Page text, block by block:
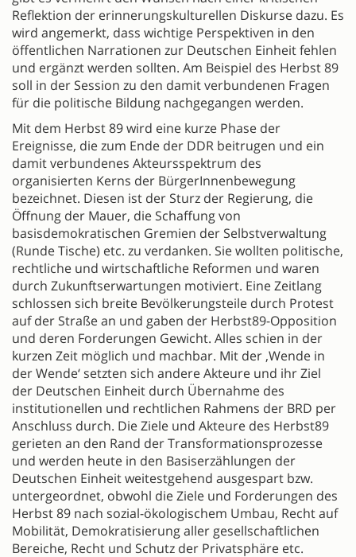
Reflektion der erinnerungskulturellen Diskurse dazu. Es
wird angemerkt, dass wichtige Perspektiven in den
öffentlichen Narrationen zur Deutschen Einheit fehlen
und ergänzt werden sollten. Am Beispiel des Herbst 89
soll in der Session zu den damit verbundenen Fragen
für die politische Bildung nachgegangen werden.
Mit dem Herbst 89 wird eine kurze Phase der
Ereignisse, die zum Ende der DDR beitrugen und ein
damit verbundenes Akteursspektrum des
organisierten Kerns der BürgerInnenbewegung
bezeichnet. Diesen ist der Sturz der Regierung, die
Öffnung der Mauer, die Schaffung von
basisdemokratischen Gremien der Selbstverwaltung
(Runde Tische) etc. zu verdanken. Sie wollten politische,
rechtliche und wirtschaftliche Reformen und waren
durch Zukunftserwartungen motiviert. Eine Zeitlang
schlossen sich breite Bevölkerungsteile durch Protest
auf der Straße an und gaben der Herbst89-Opposition
und deren Forderungen Gewicht. Alles schien in der
kurzen Zeit möglich und machbar. Mit der ‚Wende in
der Wende‘ setzten sich andere Akteure und ihr Ziel
der Deutschen Einheit durch Übernahme des
institutionellen und rechtlichen Rahmens der BRD per
Anschluss durch. Die Ziele und Akteure des Herbst89
gerieten an den Rand der Transformationsprozesse
und werden heute in den Basiserzählungen der
Deutschen Einheit weitestgehend ausgespart bzw.
untergeordnet, obwohl die Ziele und Forderungen des
Herbst 89 nach sozial-ökologischem Umbau, Recht auf
Mobilität, Demokratisierung aller gesellschaftlichen
Bereiche, Recht und Schutz der Privatsphäre etc.